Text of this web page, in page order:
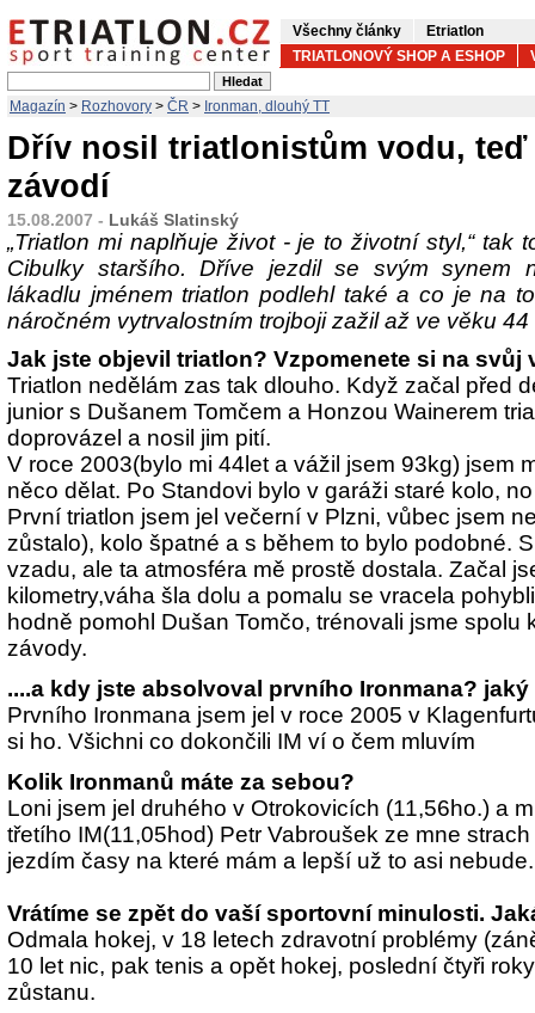
Všechny články
Etriatlon
TRIATLONOVÝ SHOP A ESHOP
Magazín > Rozhovory > ČR > Ironman, dlouhý TT
Dřív nosil triatlonistům vodu,
závodí
15.08.2007 - Lukáš Slatinský
„Triatlon mi naplňuje život - je to životní styl,“ tak
Cibulky staršího. Dříve jezdil se svým synem
lákadlu jménem triatlon podlehl také a co je na
náročném vytrvalostním trojboji zažil až ve věku 44
Jak jste objevil triatlon? Vzpomenete si na svůj
Triatlon nedělám zas tak dlouho. Když začal před
junior s Dušanem Tomčem a Honzou Wainerem
doprovázel a nosil jim pití.
V roce 2003(bylo mi 44let a vážil jsem 93kg) jsem
něco dělat. Po Standovi bylo v garáži staré kolo,
První triatlon jsem jel večerní v Plzni, vůbec jsem
zůstalo), kolo špatné a s během to bylo podobné.
vzadu, ale ta atmosféra mě prostě dostala. Začal
kilometry,váha šla dolu a pomalu se vracela
hodně pomohl Dušan Tomčo, trénovali jsme spolu
závody.
....a kdy jste absolvoval prvního Ironmana?
Prvního Ironmana jsem jel v roce 2005 v
si ho. Všichni co dokončili IM ví o čem mluvím
Kolik Ironmanů máte za sebou?
Loni jsem jel druhého v Otrokovicích (11,56ho.) a
třetího IM(11,05hod) Petr Vabroušek ze mne
jezdím časy na které mám a lepší už to asi nebude.
Vrátíme se zpět do vaší sportovní minulosti.
Odmala hokej, v 18 letech zdravotní problémy
10 let nic, pak tenis a opět hokej, poslední čtyři
zůstanu.